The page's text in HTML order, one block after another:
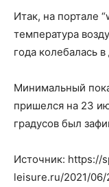
Итак, на портале
температура
года колебалась
Минимальный
пришелся на 23
градусов был
Источник: https://
leisure.ru/2021/